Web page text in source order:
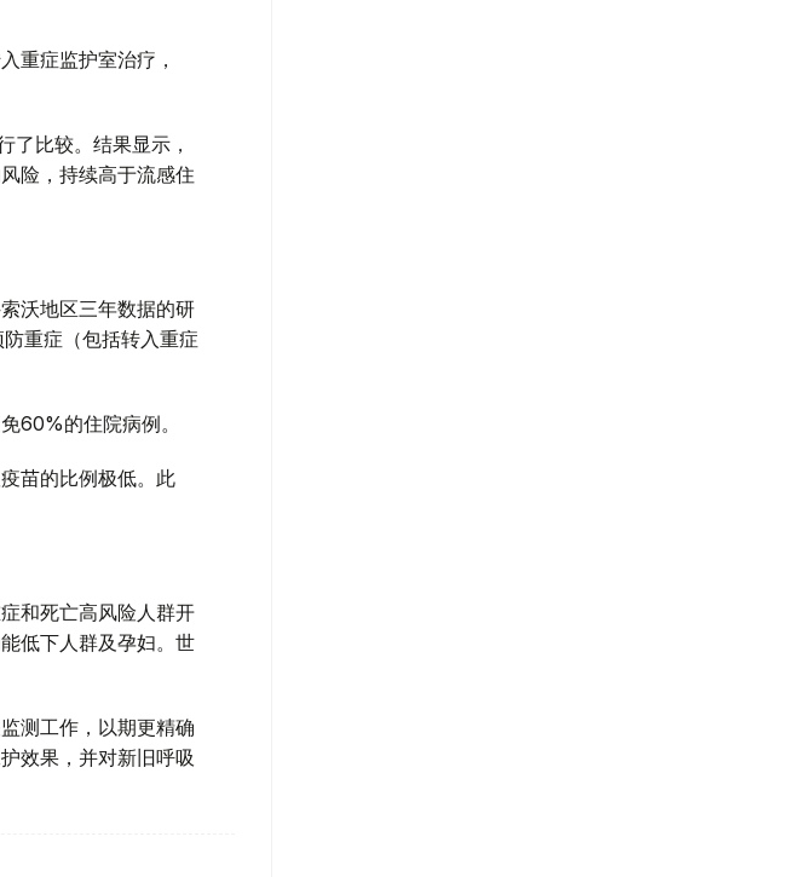
重症监护室治疗，
比较。结果显示，
险，持续高于流感住
沃地区三年数据的研
重症（包括转入重症
60%的住院病例。
苗的比例极低。此
和死亡高风险人群开
低下人群及孕妇。世
测工作，以期更精确
效果，并对新旧呼吸